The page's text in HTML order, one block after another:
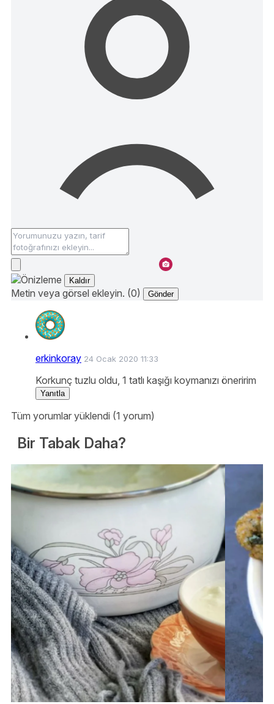
Kaldır
Metin veya görsel ekleyin. (0) Gönder
erkinkoray 24 Ocak 2020 11:33
Korkunç tuzlu oldu, 1 tatlı kaşığı koymanızı öneririm
Yanıtla
Tüm yorumlar yüklendi (1 yorum)
Bir Tabak Daha?